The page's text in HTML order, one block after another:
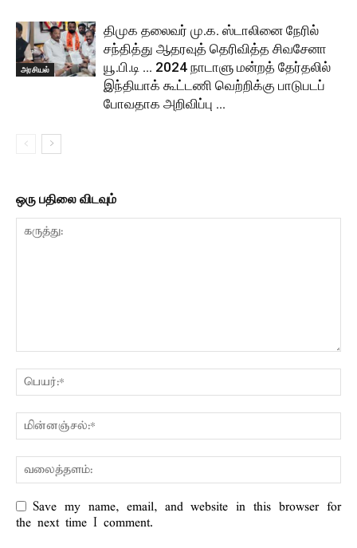
அரசியல்
திமுக தலைவர் மு.க. ஸ்டாலினை நேரில்
சந்தித்து ஆதரவுத் தெரிவித்த சிவசேனா
யூ.பி.டி … 2024 நாடாளு மன்றத் தேர்தலில்
இந்தியாக் கூட்டணி வெற்றிக்கு பாடுபடப்
போவதாக அறிவிப்பு …
ஒரு பதிலை விடவும்
Save my name, email, and website in this browser for
the next time I comment.